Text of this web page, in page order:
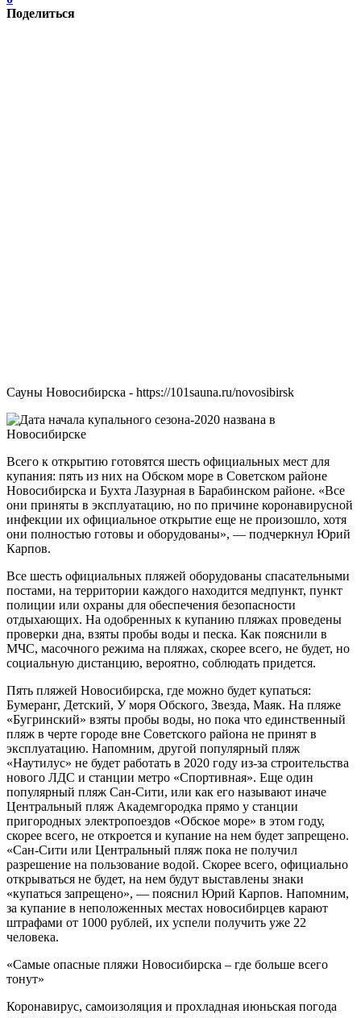
Поделиться
Сауны Новосибирска - https://101sauna.ru/novosibirsk
Всего к открытию готовятся шесть официальных мест для
купания: пять из них на Обском море в Советском районе
Новосибирска и Бухта Лазурная в Барабинском районе. «Все
они приняты в эксплуатацию, но по причине коронавирусной
инфекции их официальное открытие еще не произошло, хотя
они полностью готовы и оборудованы», — подчеркнул Юрий
Карпов.
Все шесть официальных пляжей оборудованы спасательными
постами, на территории каждого находится медпункт, пункт
полиции или охраны для обеспечения безопасности
отдыхающих. На одобренных к купанию пляжах проведены
проверки дна, взяты пробы воды и песка. Как пояснили в
МЧС, масочного режима на пляжах, скорее всего, не будет, но
социальную дистанцию, вероятно, соблюдать придется.
Пять пляжей Новосибирска, где можно будет купаться:
Бумеранг, Детский, У моря Обского, Звезда, Маяк. На пляже
«Бугринский» взяты пробы воды, но пока что единственный
пляж в черте городе вне Советского района не принят в
эксплуатацию. Напомним, другой популярный пляж
«Наутилус» не будет работать в 2020 году из-за строительства
нового ЛДС и станции метро «Спортивная». Еще один
популярный пляж Сан-Сити, или как его называют иначе
Центральный пляж Академгородка прямо у станции
пригородных электропоездов «Обское море» в этом году,
скорее всего, не откроется и купание на нем будет запрещено.
«Сан-Сити или Центральный пляж пока не получил
разрешение на пользование водой. Скорее всего, официально
открываться не будет, на нем будут выставлены знаки
«купаться запрещено», — пояснил Юрий Карпов. Напомним,
за купание в неположенных местах новосибирцев карают
штрафами от 1000 рублей, их успели получить уже 22
человека.
«Самые опасные пляжи Новосибирска – где больше всего
тонут»
Коронавирус, самоизоляция и прохладная июньская погода